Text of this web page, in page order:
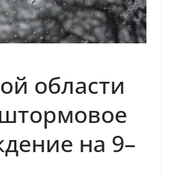
области
на 9–